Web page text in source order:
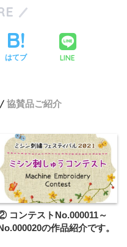
はてブ LINE
協賛品ご紹介
コンテストNo.000011～
の作品紹介です。